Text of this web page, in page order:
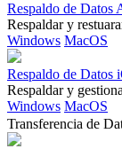
Respaldo de Datos
Respaldar y
Windows MacOS
Respaldo de Datos
Respaldar y
Windows MacOS
Transferencia de